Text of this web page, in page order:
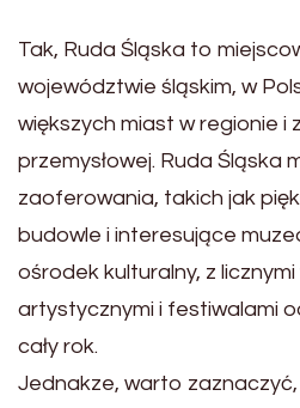
Tak, Ruda Śląska to
województwie śląskim, w
większych miast w regionie i
przemysłowej. Ruda Śląska
zaoferowania, takich jak
budowle i interesujące
ośrodek kulturalny, z
artystycznymi i festiwalami
cały rok.
Jednakze, warto zaznaczyć,